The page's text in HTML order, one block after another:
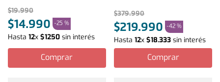
$19.990
$14.990 -25 %
Hasta 12x $1250 sin interés
Comprar
$379.990
$219.990 -42 %
Hasta12x$18.333 sin interés
Comprar